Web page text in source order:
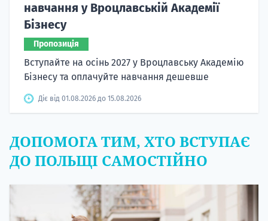
навчання у Вроцлавській Академії
Бізнесу
Пропозиція
Вступайте на осінь 2027 у Вроцлавську Академію
Бізнесу та оплачуйте навчання дешевше
Діє від 01.08.2026 до 15.08.2026
ДОПОМОГА ТИМ, ХТО ВСТУПАЄ
ДО ПОЛЬЩІ САМОСТІЙНО